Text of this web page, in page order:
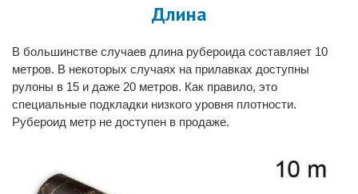
Длина
В большинстве случаев длина рубероида составляет 10
метров. В некоторых случаях на прилавках доступны
рулоны в 15 и даже 20 метров. Как правило, это
специальные подкладки низкого уровня плотности.
Рубероид метр не доступен в продаже.